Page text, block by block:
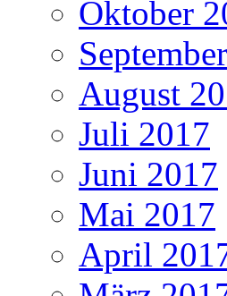
Oktober
August
Juli 2017
Juni 2017
Mai 2017
April